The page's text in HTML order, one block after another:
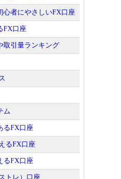
心者にやさしいFX口座
FX口座
取引量ランキング
ム
るFX口座
るFX口座
るFX口座
トレ）口座